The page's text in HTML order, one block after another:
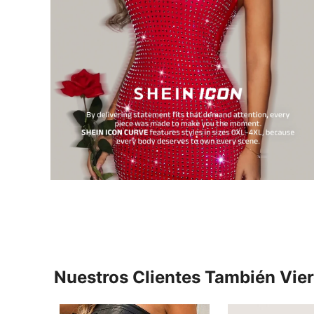
Nuestros Clientes También